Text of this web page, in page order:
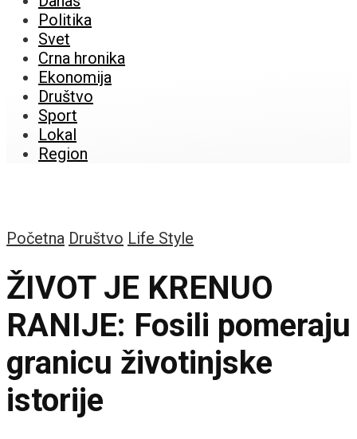
Politika
Svet
Crna hronika
Ekonomija
Društvo
Sport
Lokal
Region
Početna Društvo Life Style
ŽIVOT JE KRENUO
RANIJE: Fosili pomeraju
granicu životinjske
istorije